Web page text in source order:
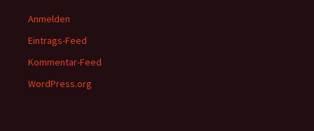
Anmelden
Eintrags-Feed
Kommentar-Feed
WordPress.org